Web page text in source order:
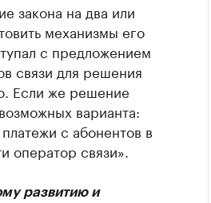
закона на два или
механизмы его
с предложением
связи для решения
Если же решение
варианта:
с абонентов в
оператор связи».
развитию и